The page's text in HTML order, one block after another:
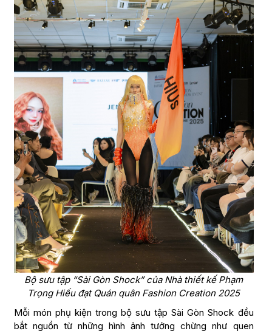
Bộ sưu tập “Sài Gòn Shock” của Nhà thiết kế Phạm
Trọng Hiếu đạt Quán quân Fashion Creation 2025
Mỗi món phụ kiện trong bộ sưu tập Sài Gòn Shock đều
bắt nguồn từ những hình ảnh tưởng chừng như quen